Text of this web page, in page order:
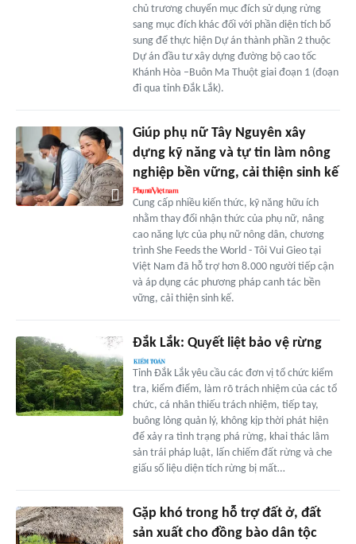
chủ trương chuyển mục đích sử dụng rừng
sang mục đích khác đối với phần diện tích bổ
sung để thực hiện Dự án thành phần 2 thuộc
Dự án đầu tư xây dựng đường bộ cao tốc
Khánh Hòa –Buôn Ma Thuột giai đoạn 1 (đoạn
đi qua tỉnh Đắk Lắk).
Giúp phụ nữ Tây Nguyên xây
dựng kỹ năng và tự tin làm nông
nghiệp bền vững, cải thiện sinh kế
Cung cấp nhiều kiến thức, kỹ năng hữu ích
nhằm thay đổi nhận thức của phụ nữ, nâng
cao năng lực của phụ nữ nông dân, chương
trình She Feeds the World - Tôi Vui Gieo tại
Việt Nam đã hỗ trợ hơn 8.000 người tiếp cận
và áp dụng các phương pháp canh tác bền
vững, cải thiện sinh kế.
Đắk Lắk: Quyết liệt bảo vệ rừng
Tỉnh Đắk Lắk yêu cầu các đơn vị tổ chức kiểm
tra, kiểm điểm, làm rõ trách nhiệm của các tổ
chức, cá nhân thiếu trách nhiệm, tiếp tay,
buông lỏng quản lý, không kịp thời phát hiện
để xảy ra tình trạng phá rừng, khai thác lâm
sản trái pháp luật, lấn chiếm đất rừng và che
giấu số liệu diện tích rừng bị mất…
Gặp khó trong hỗ trợ đất ở, đất
sản xuất cho đồng bào dân tộc